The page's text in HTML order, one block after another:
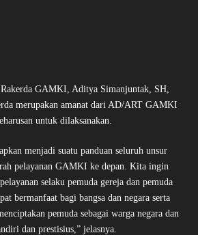
GAMKI, Aditya Simanjuntak, SH,
merupakan amanat dari AD/ART GAMKI
untuk dilaksanakan.
menjadi suatu panduan seluruh unsur
pelayanan GAMKI ke depan. Kita ingin
selaku pemuda gereja dan pemuda
bermanfaat bagi bangsa dan negara serta
pemuda sebagai warga negara dan
dan prestisius,” jelasnya.